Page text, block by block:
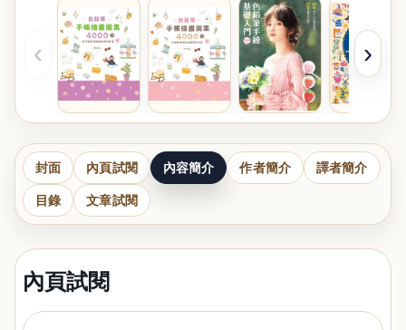
‹ ›
封面 內頁試閱 內容簡介 作者簡介 譯者簡介
目錄 文章試閱
內頁試閱